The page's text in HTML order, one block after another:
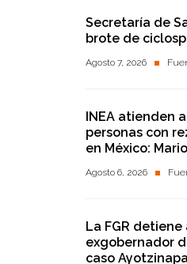
Secretaría de
brote de
Agosto 7, 2026
INEA atienden
personas con
en México:
Agosto 6, 2026
La FGR
exgobernador
caso Ayotzinapa